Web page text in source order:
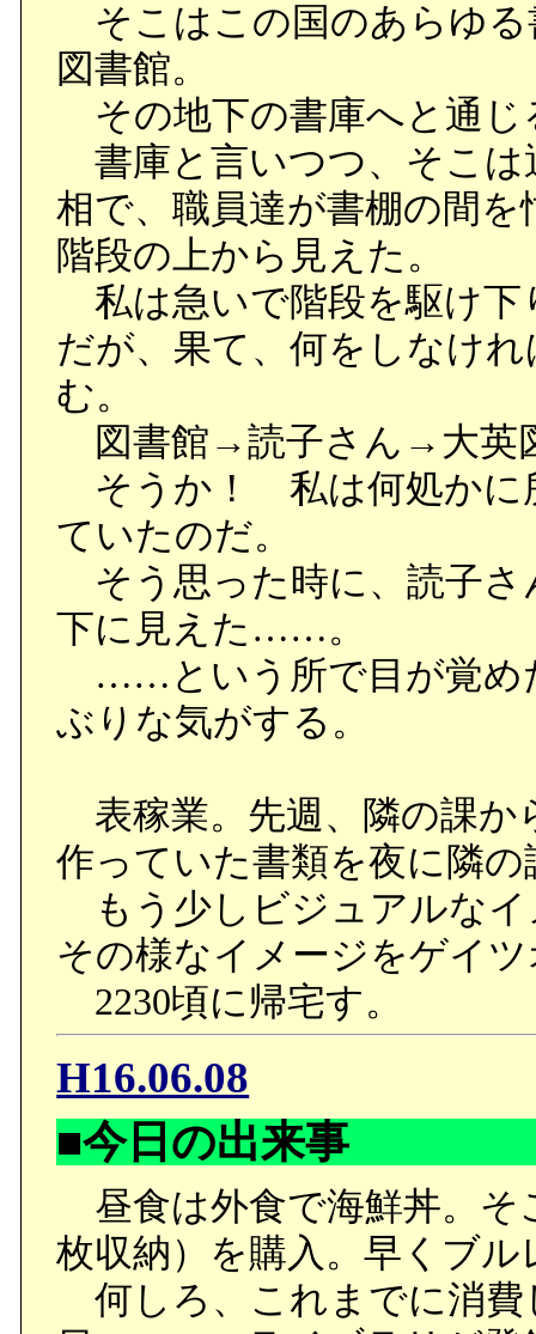
そこはこの国のあらゆる
図書館。
その地下の書庫へと通じ
書庫と言いつつ、そこは
相で、職員達が書棚の間
階段の上から見えた。
私は急いで階段を駆け下
だが、果て、何をしなけ
む。
図書館→読子さん→大英
そうか！ 私は何処かに
ていたのだ。
そう思った時に、読子さ
下に見えた……。
……という所で目が覚め
ぶりな気がする。
表稼業。先週、隣の課か
作っていた書類を夜に隣
もう少しビジュアルなイ
その様なイメージをゲイ
2230頃に帰宅す。
H16.06.08
■今日の出来事
昼食は外食で海鮮丼。そ
枚収納）を購入。早くブ
何しろ、これまでに消費